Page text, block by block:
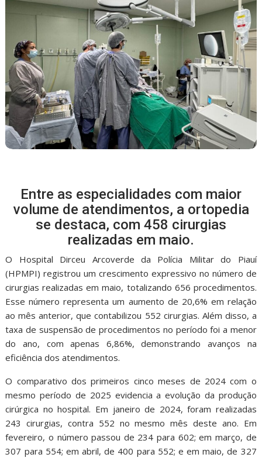
Entre as especialidades com maior
volume de atendimentos, a ortopedia
se destaca, com 458 cirurgias
realizadas em maio.
O Hospital Dirceu Arcoverde da Polícia Militar do Piauí
(HPMPI) registrou um crescimento expressivo no número de
cirurgias realizadas em maio, totalizando 656 procedimentos.
Esse número representa um aumento de 20,6% em relação
ao mês anterior, que contabilizou 552 cirurgias. Além disso, a
taxa de suspensão de procedimentos no período foi a menor
do ano, com apenas 6,86%, demonstrando avanços na
eficiência dos atendimentos.
O comparativo dos primeiros cinco meses de 2024 com o
mesmo período de 2025 evidencia a evolução da produção
cirúrgica no hospital. Em janeiro de 2024, foram realizadas
243 cirurgias, contra 552 no mesmo mês deste ano. Em
fevereiro, o número passou de 234 para 602; em março, de
307 para 554; em abril, de 400 para 552; e em maio, de 327